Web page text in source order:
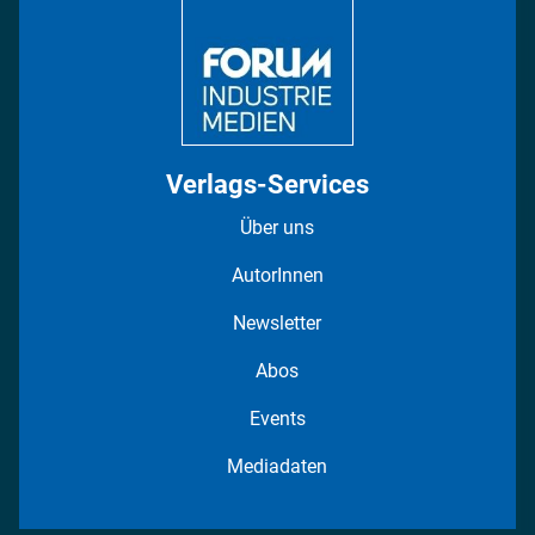
Verlags-Services
Über uns
AutorInnen
Newsletter
Abos
Events
Mediadaten